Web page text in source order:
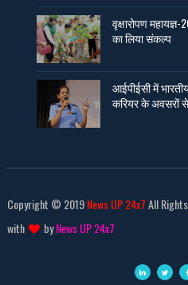
वृक्षारोपण
का लिया संकल्प
आईपीईसी में
करियर के अवसरों से
Copyright © 2019News UP 24x7All
with
byNews UP 24x7